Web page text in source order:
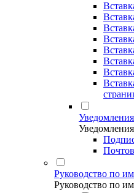
Уведомления
Уведомления
Руководство по
Руководство по